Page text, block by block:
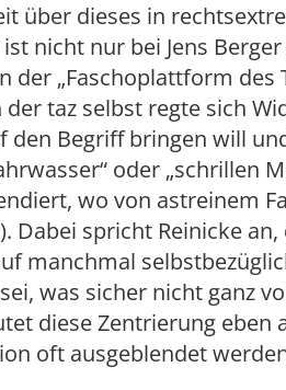
über dieses in
nicht nur bei Jens
der „Faschoplattform des
der taz selbst regte sich
den Begriff bringen will
oder „schrillen
wo von astreinem
Dabei spricht Reinicke
manchmal
was sicher nicht ganz
diese Zentrierung eben
oft ausgeblendet